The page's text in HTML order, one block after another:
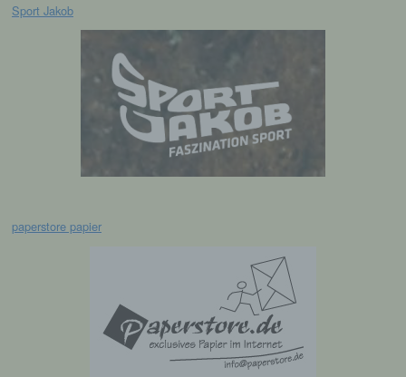
Sport Jakob
paperstore papier
bezüglich Arbeitsleistung, wirtschaftlicher
Lage, Gesundheit, persönlicher Vorlieben,
Interessen, Zuverlässigkeit, Verhalten,
Aufenthaltsort oder Ortswechsel dieser
natürlichen Person zu analysieren oder
vorherzusagen.
f) Pseudonymisierung
Pseudonymisierung ist die Verarbeitung
personenbezogener Daten in einer Weise,
auf welche die personenbezogenen Daten
ohne Hinzuziehung zusätzlicher
Informationen nicht mehr einer spezifischen
betroffenen Person zugeordnet werden
können, sofern diese zusätzlichen
Informationen gesondert aufbewahrt werden
und technischen und organisatorischen
Maßnahmen unterliegen, die gewährleisten,